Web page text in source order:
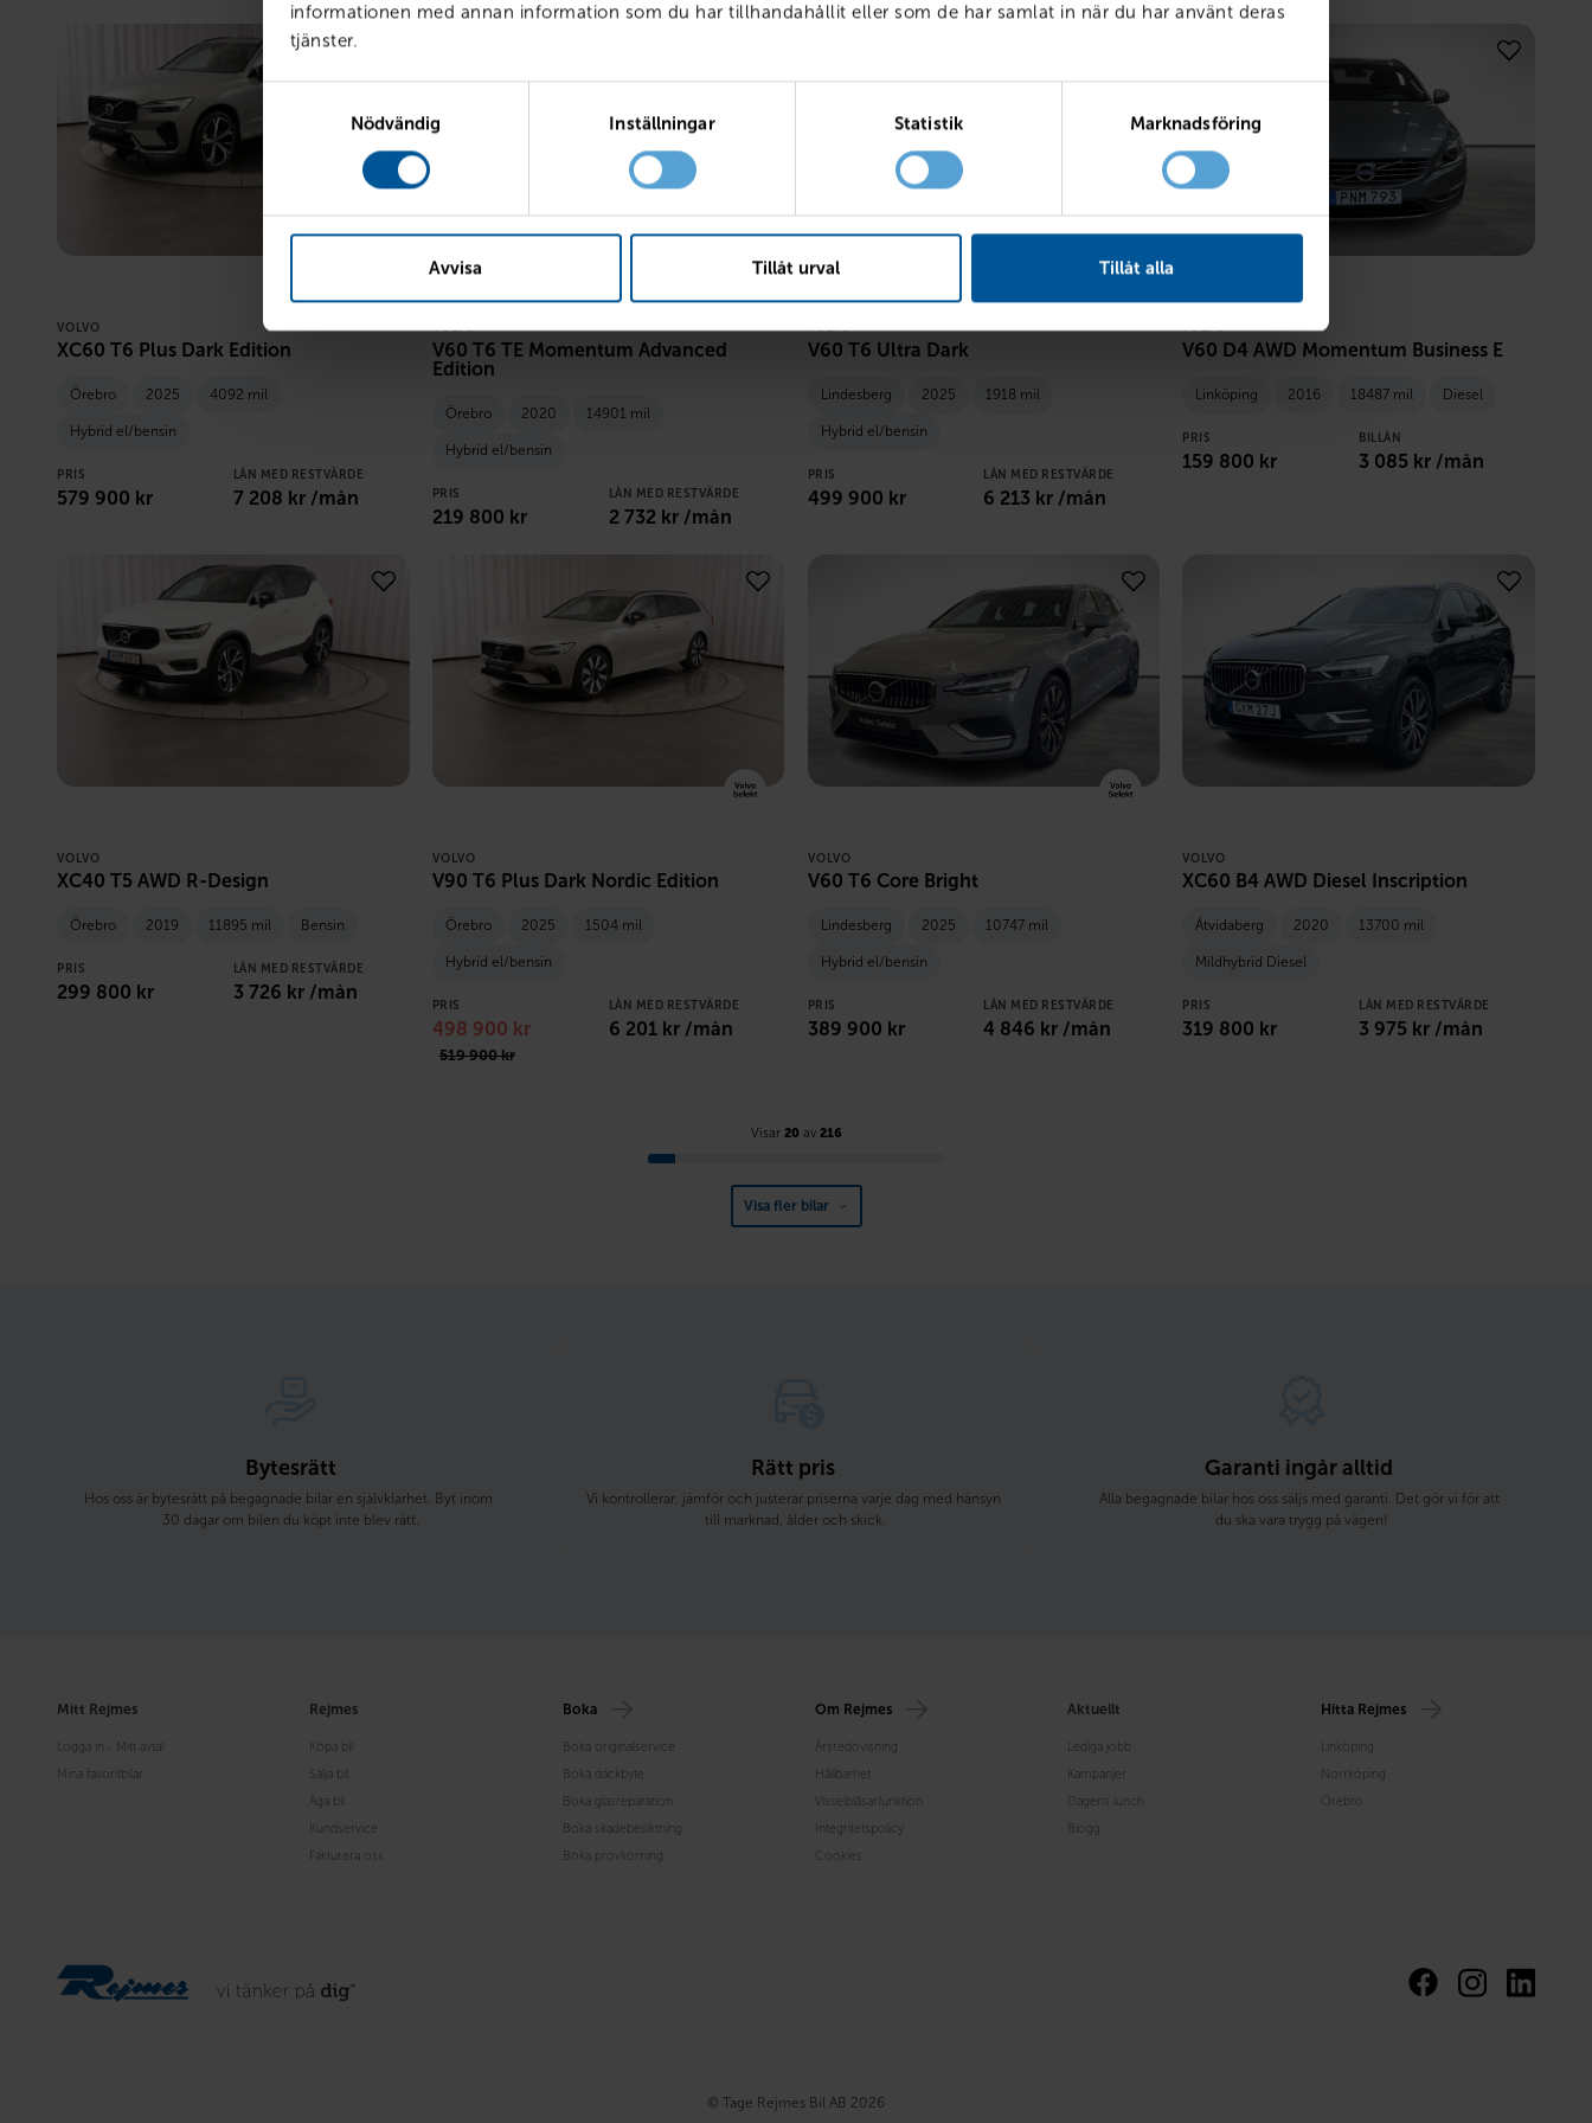
informationen med annan information som du har tillhandahållit eller som de har samlat in när du har använt deras
tjänster.
Nödvändig
Inställningar Statistik Marknadsföring
Avvisa Tillåt urval Tillåt alla
VOLVO
XC60 T6 Plus Dark Edition
Örebro 2025 4092 mil
Hybrid el/bensin
PRIS
579 900 kr
LÅN MED RESTVÄRDE
7 208 kr /mån
VOLVO
V60 T6 TE Momentum Advanced
Edition
Örebro 2020 14901 mil
Hybrid el/bensin
PRIS
219 800 kr
LÅN MED RESTVÄRDE
2 732 kr /mån
VOLVO
V60 T6 Ultra Dark
Lindesberg 2025 1918 mil
Hybrid el/bensin
PRIS
499 900 kr
LÅN MED RESTVÄRDE
6 213 kr /mån
VOLVO
V60 D4 AWD Momentum Business E
Linköping 2016 18487 mil Diesel
PRIS
159 800 kr
BILLÅN
3 085 kr /mån
VOLVO
XC40 T5 AWD R-Design
Örebro 2019 11895 mil Bensin
PRIS
299 800 kr
LÅN MED RESTVÄRDE
3 726 kr /mån
VOLVO
V90 T6 Plus Dark Nordic Edition
Örebro 2025 1504 mil
Hybrid el/bensin
PRIS
498 900 kr
519 900kr
LÅN MED RESTVÄRDE
6 201 kr /mån
VOLVO
V60 T6 Core Bright
Lindesberg 2025 10747 mil
Hybrid el/bensin
PRIS
389 900 kr
LÅN MED RESTVÄRDE
4 846 kr /mån
VOLVO
XC60 B4 AWD Diesel Inscription
Åtvidaberg 2020 13700 mil
Mildhybrid Diesel
PRIS
319 800 kr
LÅN MED RESTVÄRDE
3 975 kr /mån
Visar 20 av 216
Visa fler bilar
Bytesrätt
Hos oss är bytesrätt på begagnade bilar en självklarhet. Byt inom
30 dagar om bilen du köpt inte blev rätt.
Rätt pris
Vi kontrollerar, jämför och justerar priserna varje dag med hänsyn
till marknad, ålder och skick.
Garanti ingår alltid
Alla begagnade bilar hos oss säljs med garanti. Det gör vi för att
du ska vara trygg på vägen!
Mitt Rejmes
Logga in - Mitt avtal
Mina favoritbilar
Rejmes
Köpa bil
Sälja bil
Äga bil
Kundservice
Fakturera oss
Boka
Boka originalservice
Boka däckbyte
Boka glasreparation
Boka skadebesiktning
Boka provkörning
Om Rejmes
Årsredovisning
Hållbarhet
Visselblåsarfunktion
Integritetspolicy
Cookies
Aktuellt
Lediga jobb
Kampanjer
Dagens lunch
Blogg
Hitta Rejmes
Linköping
Norrköping
Örebro
© Tage Rejmes Bil AB 2026